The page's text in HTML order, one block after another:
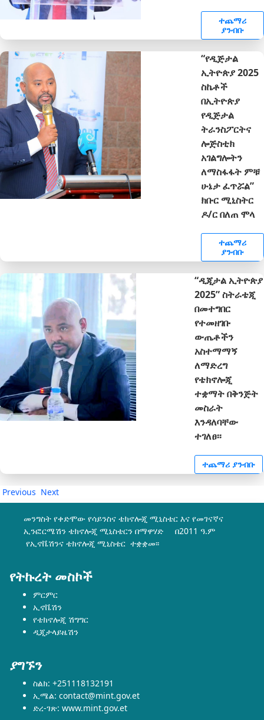
ተጨማሪ
ያንብቡ
“የዲጅታል
ኢትዮጵያ 2025
ስኬቶች
በኢትዮጵያ
የዲጅታል
ትራንስፖርትና
ሎጅስቲክ
አገልግሎትን
ለማስፋፋት ምቹ
ሁኔታ ፈጥሯል”
ክቡር ሚኒስትር
ዶ/ር በለጠ ሞላ
ተጨማሪ
ያንብቡ
“ዲጂታል ኢትዮጵያ
2025” ስትራቴጂ
በመተግበር
የተመዘገቡ
ውጤቶችን
አስተማማኝ
ለማድረግ
የቴክኖሎጂ
ተቋማት በቅንጅት
መስራት
እንዳለባቸው
ተገለፀ፡፡
ተጨማሪ ያንብቡ
Previous Next
መንግስት የቀድሞው የሳይንስና ቴክኖሎጂ ሚኒስቴር እና የመገናኛና
ኢንፎርሜሽን ቴክኖሎጂ ሚኒስቴርን በማዋሃድ በ2011 ዓ.ም
የኢኖቬሽንና ቴክኖሎጂ ሚኒስቴር ተቋቋመ፡፡
የትኩረት መስኮች
ምርምር
ኢኖቬሽን
የቴክኖሎጂ ሽግግር
ዲጂታላይዜሽን
ያግኙን
ስልክ: +251118132191
ኢሜል: contact@mint.gov.et
ድረ-ገጽ: www.mint.gov.et